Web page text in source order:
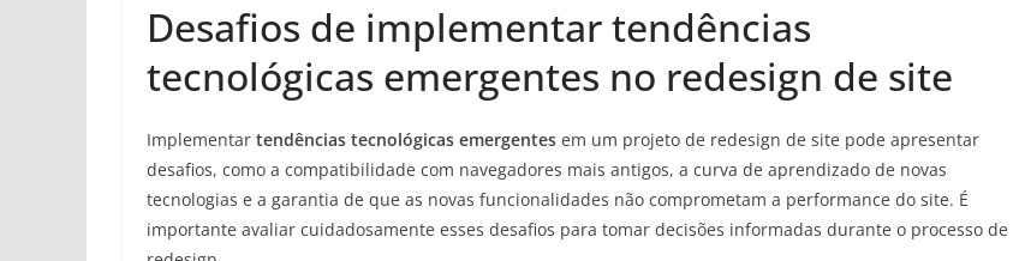
Desafios de implementar tendências
tecnológicas emergentes no redesign de site
Implementar tendências tecnológicas emergentes em um projeto de redesign de site pode apresentar
desafios, como a compatibilidade com navegadores mais antigos, a curva de aprendizado de novas
tecnologias e a garantia de que as novas funcionalidades não comprometam a performance do site. É
importante avaliar cuidadosamente esses desafios para tomar decisões informadas durante o processo de